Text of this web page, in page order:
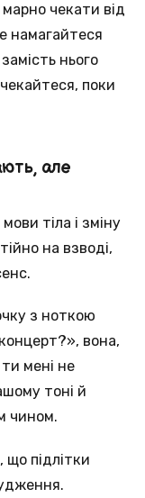
чекати від
намагайтеся
нього
поки
але
тіла і зміну
на взводі,
з ноткою
вона,
мені не
тоні й
чином.
що підлітки